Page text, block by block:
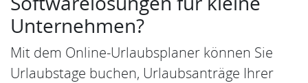
Unternehmen?
Mit dem Online-Urlaubsplaner können Sie
Urlaubstage buchen, Urlaubsanträge Ihrer